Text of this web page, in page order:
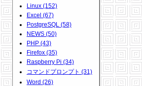
Linux (152)
Excel (67)
PostgreSQL (58)
NEWS (50)
PHP (43)
Firefox (35)
Raspberry Pi (34)
コマンドプロンプト (31)
Word (26)